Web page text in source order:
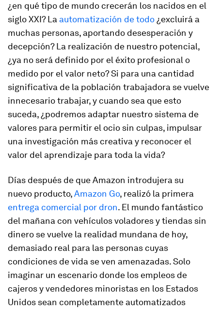
¿en qué tipo de mundo crecerán los nacidos en el
siglo XXI? La automatización de todo ¿excluirá a
muchas personas, aportando desesperación y
decepción? La realización de nuestro potencial,
¿ya no será definido por el éxito profesional o
medido por el valor neto? Si para una cantidad
significativa de la población trabajadora se vuelve
innecesario trabajar, y cuando sea que esto
suceda, ¿podremos adaptar nuestro sistema de
valores para permitir el ocio sin culpas, impulsar
una investigación más creativa y reconocer el
valor del aprendizaje para toda la vida?
Días después de que Amazon introdujera su
nuevo producto,Amazon Go, realizó la primera
entrega comercial por dron. El mundo fantástico
del mañana con vehículos voladores y tiendas sin
dinero se vuelve la realidad mundana de hoy,
demasiado real para las personas cuyas
condiciones de vida se ven amenazadas. Solo
imaginar un escenario donde los empleos de
cajeros y vendedores minoristas en los Estados
Unidos sean completamente automatizados